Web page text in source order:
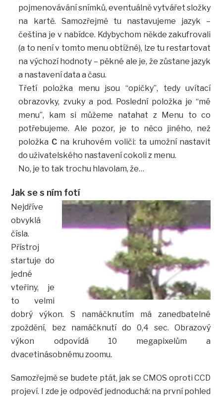
pojmenovávání snímků, eventuálně vytvářet složky
na kartě. Samozřejmě tu nastavujeme jazyk –
čeština je v nabídce. Kdybychom někde zakufrovali
(a to není v tomto menu obtížné), lze tu restartovat
na výchozí hodnoty – pěkné ale je, že zůstane jazyk
a nastavení data a času.
Třetí položka menu jsou “opičky”, tedy uvítací
obrazovky, zvuky a pod. Poslední položka je “mé
menu”, kam si můžeme natahat z Menu to co
potřebujeme. Ale pozor, je to něco jiného, než
položka C na kruhovém voliči: ta umožní nastavit
do uživatelského nastavení cokoli z menu.
No, je to tak trochu hlavolam, že…
Jak se s ním fotí
Nejdříve
obvyklá
čísla.
Přístroj
startuje do
jedné
vteřiny, je
to velmi
dobrý výkon. S namáčknutím má zanedbatelné
zpoždění, bez namáčknutí do 0,4 sec. Obrazový
výkon odpovídá 10 megapixelům a
dvacetinásobnému zoomu.
Samozřejmě se budete ptát, jak se CMOS oproti CCD
projeví. I zde je odpověď jednoduchá: na první pohled